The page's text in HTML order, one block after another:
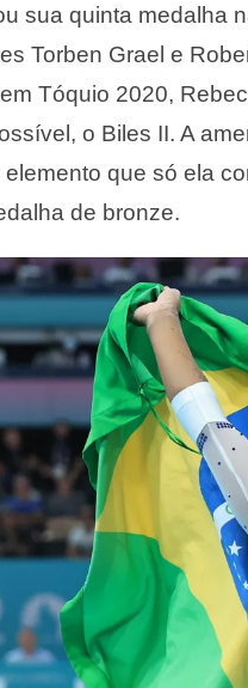
sua quinta medalha
Torben Grael e
Tóquio 2020,
o Biles II. A
elemento que só ela
de bronze.